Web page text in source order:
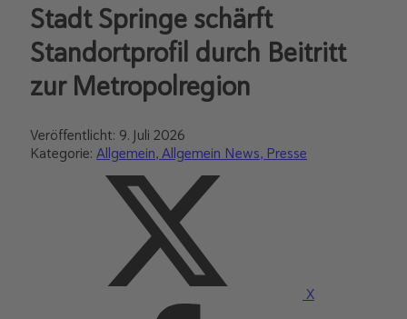
Stadt Springe schärft
Standortprofil durch Beitritt
zur Metropolregion
Veröffentlicht: 9. Juli 2026
Kategorie: Allgemein Allgemein News Presse
X